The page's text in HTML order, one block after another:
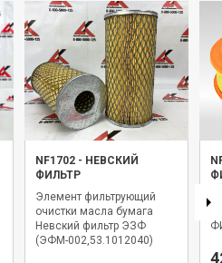
NF1702 - НЕВСКИЙ
ФИЛЬТР
Элемент фильтрующий
очистки масла бумага
Невский фильтр ЭЗФ
(ЭФМ-002,53.1012040)